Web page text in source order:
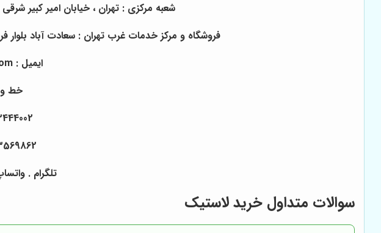
شعبه مرکزی : تهران ، خیابان امیر کبیر شرقی ، روبروی
فروشگاه و مرکز خدمات غرب تهران : سعادت آباد بلوار
ایمیل : info@charkhoyadak.com
خط ویژه
021-33444003
021-33569328
تلگرام . واتساپ .
سوالات متداول خرید لاستیک